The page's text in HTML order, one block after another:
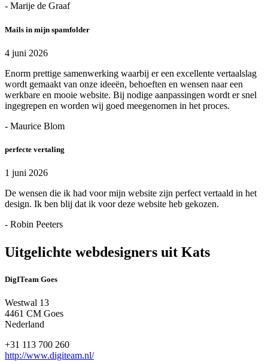
- Marije de Graaf
Mails in mijn spamfolder
4 juni 2026
Enorm prettige samenwerking waarbij er een excellente vertaalslag
wordt gemaakt van onze ideeën, behoeften en wensen naar een
werkbare en mooie website. Bij nodige aanpassingen wordt er snel
ingegrepen en worden wij goed meegenomen in het proces.
- Maurice Blom
perfecte vertaling
1 juni 2026
De wensen die ik had voor mijn website zijn perfect vertaald in het
design. Ik ben blij dat ik voor deze website heb gekozen.
- Robin Peeters
Uitgelichte webdesigners uit Kats
DigITeam Goes
Westwal 13
4461 CM Goes
Nederland
+31 113 700 260
http://www.digiteam.nl/